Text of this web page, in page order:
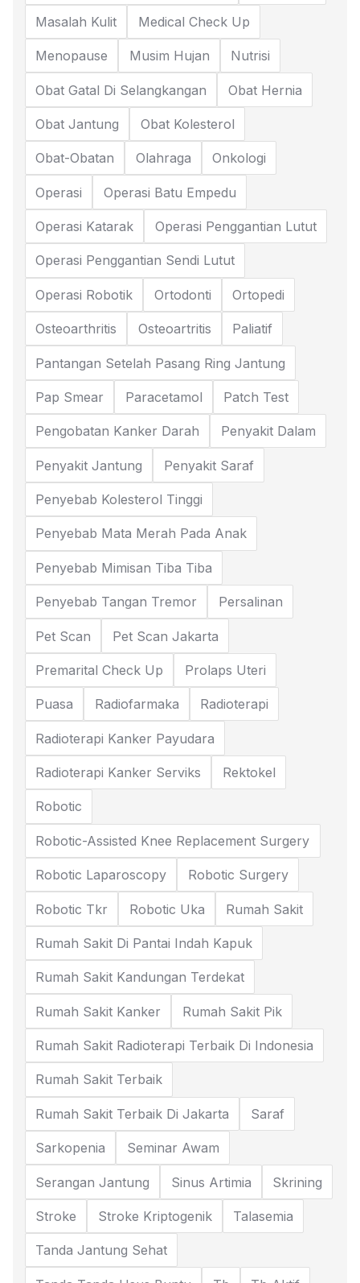
Masalah Kulit Medical Check Up
Menopause Musim Hujan Nutrisi
Obat Gatal Di Selangkangan Obat Hernia
Obat Jantung Obat Kolesterol
Obat-Obatan Olahraga Onkologi
Operasi Operasi Batu Empedu
Operasi Katarak Operasi Penggantian Lutut
Operasi Penggantian Sendi Lutut
Operasi Robotik Ortodonti Ortopedi
Osteoarthritis Osteoartritis Paliatif
Pantangan Setelah Pasang Ring Jantung
Pap Smear Paracetamol Patch Test
Pengobatan Kanker Darah Penyakit Dalam
Penyakit Jantung Penyakit Saraf
Penyebab Kolesterol Tinggi
Penyebab Mata Merah Pada Anak
Penyebab Mimisan Tiba Tiba
Penyebab Tangan Tremor Persalinan
Pet Scan Pet Scan Jakarta
Premarital Check Up Prolaps Uteri
Puasa Radiofarmaka Radioterapi
Radioterapi Kanker Payudara
Radioterapi Kanker Serviks Rektokel
Robotic
Robotic-Assisted Knee Replacement Surgery
Robotic Laparoscopy Robotic Surgery
Robotic Tkr Robotic Uka Rumah Sakit
Rumah Sakit Di Pantai Indah Kapuk
Rumah Sakit Kandungan Terdekat
Rumah Sakit Kanker Rumah Sakit Pik
Rumah Sakit Radioterapi Terbaik Di Indonesia
Rumah Sakit Terbaik
Rumah Sakit Terbaik Di Jakarta Saraf
Sarkopenia Seminar Awam
Serangan Jantung Sinus Artimia Skrining
Stroke Stroke Kriptogenik Talasemia
Tanda Jantung Sehat